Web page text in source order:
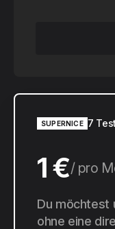
SUPERNICE 7
1 € pro
10 €
Du möchtest
ohne eine